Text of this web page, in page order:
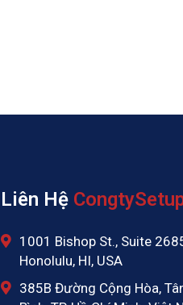
Liên Hệ
1001 Bishop St., Suite
Honolulu, HI, USA
385B Đường Cộng Hòa,